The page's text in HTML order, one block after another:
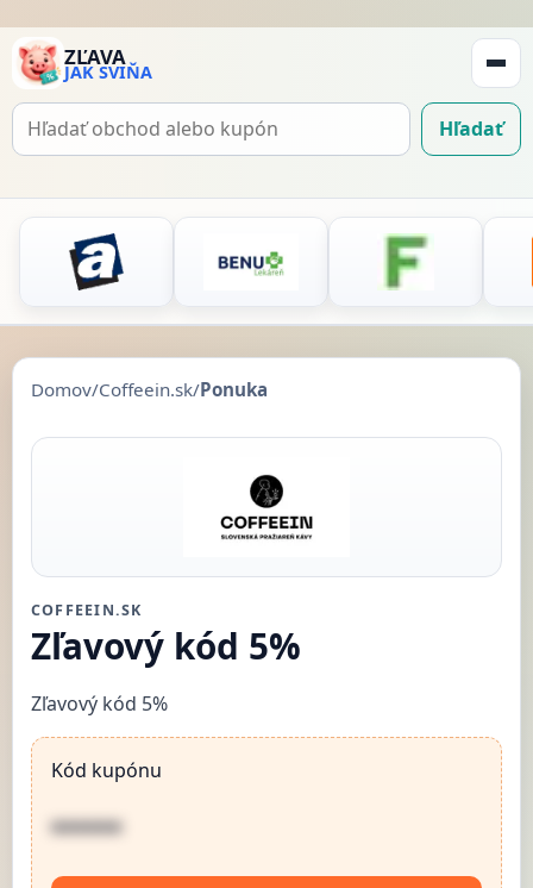
ZĽAVA
JAK SVIŇA
Hľadať
Hľadať
Domov/Coffeein.sk/Ponuka
COFFEEIN.SK
Zľavový kód 5%
Zľavový kód 5%
Kód kupónu
••••••